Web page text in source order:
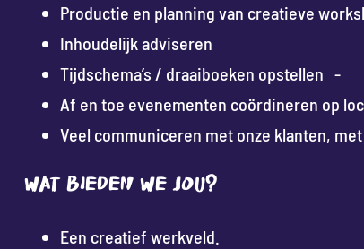
Productie en planning van creatieve
Inhoudelijk adviseren
Tijdschema’s / draaiboeken opstellen -
Af en toe evenementen coördineren op
Veel communiceren met onze klanten,
Wat bieden we jou?
Een creatief werkveld.